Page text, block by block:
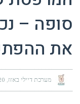
סופה –
את
מערכת דיילי באזז